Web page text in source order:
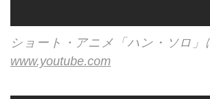
ショート・アニメ「ハン・ソロ」
www.youtube.com